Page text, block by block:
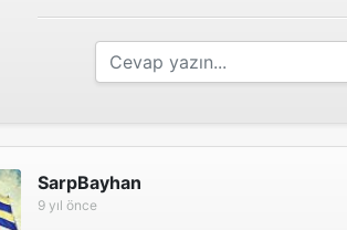
SarpBayhan
9 yıl önce